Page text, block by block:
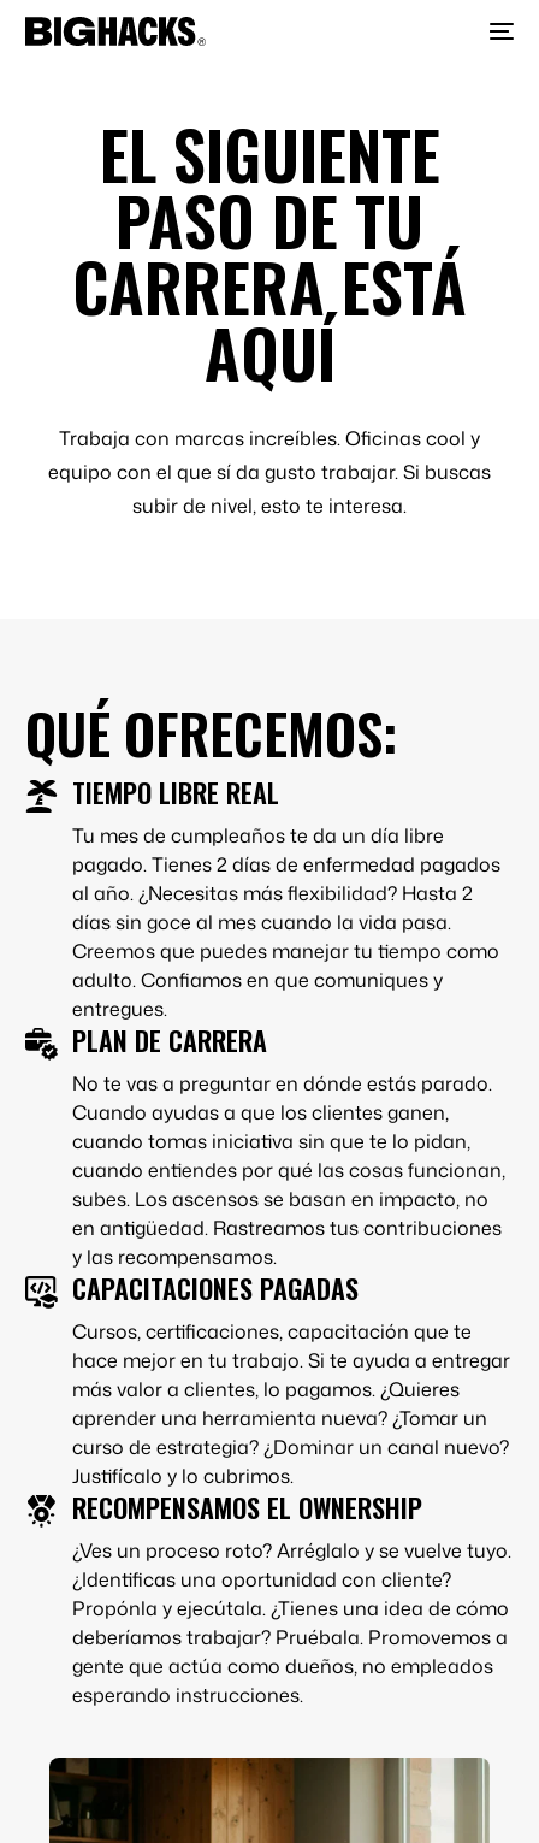
EL SIGUIENTE
PASO DE TU
CARRERA ESTÁ
AQUÍ
Trabaja con marcas increíbles. Oficinas cool y
equipo con el que sí da gusto trabajar. Si buscas
subir de nivel, esto te interesa.
QUÉ OFRECEMOS:
TIEMPO LIBRE REAL
Tu mes de cumpleaños te da un día libre
pagado. Tienes 2 días de enfermedad pagados
al año. ¿Necesitas más flexibilidad? Hasta 2
días sin goce al mes cuando la vida pasa.
Creemos que puedes manejar tu tiempo como
adulto. Confiamos en que comuniques y
entregues.
PLAN DE CARRERA
No te vas a preguntar en dónde estás parado.
Cuando ayudas a que los clientes ganen,
cuando tomas iniciativa sin que te lo pidan,
cuando entiendes por qué las cosas funcionan,
subes. Los ascensos se basan en impacto, no
en antigüedad. Rastreamos tus contribuciones
y las recompensamos.
CAPACITACIONES PAGADAS
Cursos, certificaciones, capacitación que te
hace mejor en tu trabajo. Si te ayuda a entregar
más valor a clientes, lo pagamos. ¿Quieres
aprender una herramienta nueva? ¿Tomar un
curso de estrategia? ¿Dominar un canal nuevo?
Justifícalo y lo cubrimos.
RECOMPENSAMOS EL OWNERSHIP
¿Ves un proceso roto? Arréglalo y se vuelve tuyo.
¿Identificas una oportunidad con cliente?
Propónla y ejecútala. ¿Tienes una idea de cómo
deberíamos trabajar? Pruébala. Promovemos a
gente que actúa como dueños, no empleados
esperando instrucciones.